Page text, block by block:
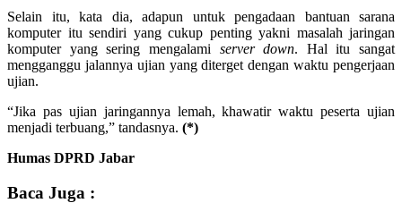
Selain itu, kata dia, adapun untuk pengadaan bantuan sarana
komputer itu sendiri yang cukup penting yakni masalah jaringan
komputer yang sering mengalami server down. Hal itu sangat
mengganggu jalannya ujian yang diterget dengan waktu pengerjaan
ujian.
“Jika pas ujian jaringannya lemah, khawatir waktu peserta ujian
menjadi terbuang,” tandasnya. (*)
Humas DPRD Jabar
Baca Juga :